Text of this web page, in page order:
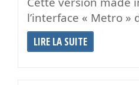
l’interface « Metro
LIRE LA SUITE